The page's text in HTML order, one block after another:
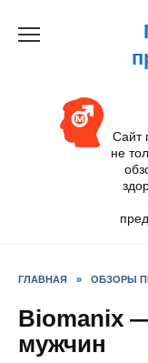
Сайт
не
ГЛАВНАЯ » ОБЗОРЫ
Biomanix
мужчин